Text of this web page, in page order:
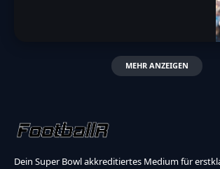
MEHR ANZEIGEN
Dein Super Bowl akkreditiertes Medium für